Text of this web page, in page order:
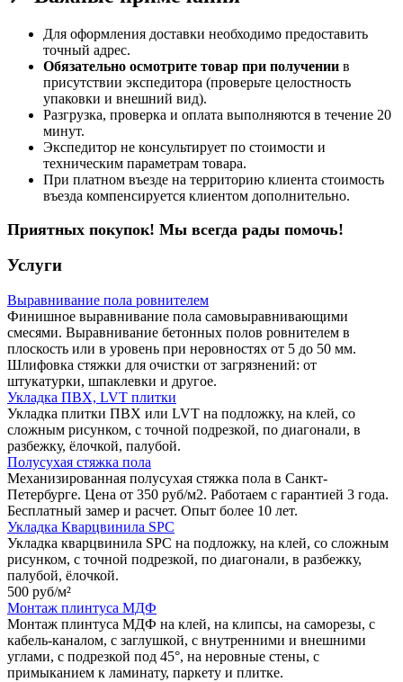
Для оформления доставки необходимо предоставить
точный адрес.
Обязательно осмотрите товар при получении в
присутствии экспедитора (проверьте целостность
упаковки и внешний вид).
Разгрузка, проверка и оплата выполняются в течение 20
минут.
Экспедитор не консультирует по стоимости и
техническим параметрам товара.
При платном въезде на территорию клиента стоимость
въезда компенсируется клиентом дополнительно.
Приятных покупок! Мы всегда рады помочь!
Услуги
Выравнивание пола ровнителем
Финишное выравнивание пола самовыравнивающими
смесями. Выравнивание бетонных полов ровнителем в
плоскость или в уровень при неровностях от 5 до 50 мм.
Шлифовка стяжки для очистки от загрязнений: от
штукатурки, шпаклевки и другое.
Укладка ПВХ, LVT плитки
Укладка плитки ПВХ или LVT на подложку, на клей, со
сложным рисунком, с точной подрезкой, по диагонали, в
разбежку, ёлочкой, палубой.
Полусухая стяжка пола
Механизированная полусухая стяжка пола в Санкт-
Петербурге. Цена от 350 руб/м2. Работаем с гарантией 3 года.
Бесплатный замер и расчет. Опыт более 10 лет.
Укладка Кварцвинила SPC
Укладка кварцвинила SPC на подложку, на клей, со сложным
рисунком, с точной подрезкой, по диагонали, в разбежку,
палубой, ёлочкой.
500 руб/м²
Монтаж плинтуса МДФ
Монтаж плинтуса МДФ на клей, на клипсы, на саморезы, с
кабель-каналом, с заглушкой, с внутренними и внешними
углами, с подрезкой под 45°, на неровные стены, с
примыканием к ламинату, паркету и плитке.